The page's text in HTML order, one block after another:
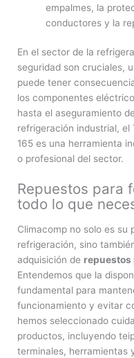
empalmes, la
conductores y la
En el sector de la
seguridad son cruciales,
puede tener
los componentes
hasta el aseguramiento
refrigeración industrial, el
165 es una herramienta
o profesional del sector.
Repuestos para
todo lo que
Climacomp no solo es su
refrigeración, sino
adquisición de repuestos
Entendemos que la
fundamental para
funcionamiento y evitar
hemos seleccionado
productos, incluyendo
terminales, herramientas